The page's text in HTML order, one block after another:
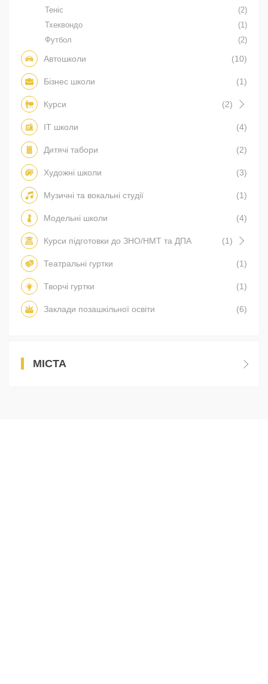
Теніс
(2)
Тхеквондо
(1)
Футбол
(2)
Автошколи (10)
Бізнес школи (1)
Курси (2)
IT школи (4)
Дитячі табори (2)
Художні школи (3)
Музичні та вокальні студії (1)
Модельні школи (4)
Курси підготовки до ЗНО/НМТ та ДПА (1)
Театральні гуртки (1)
Творчі гуртки (1)
Заклади позашкільної освіти (6)
МІСТА